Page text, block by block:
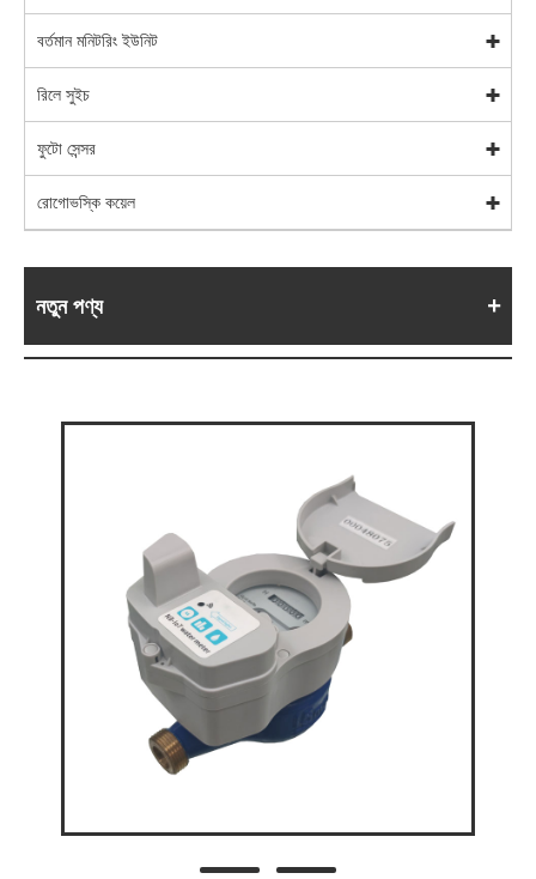
বর্তমান মনিটরিং ইউনিট
রিলে সুইচ
ফুটো সেন্সর
রোগোভস্কি কয়েল
নতুন পণ্য